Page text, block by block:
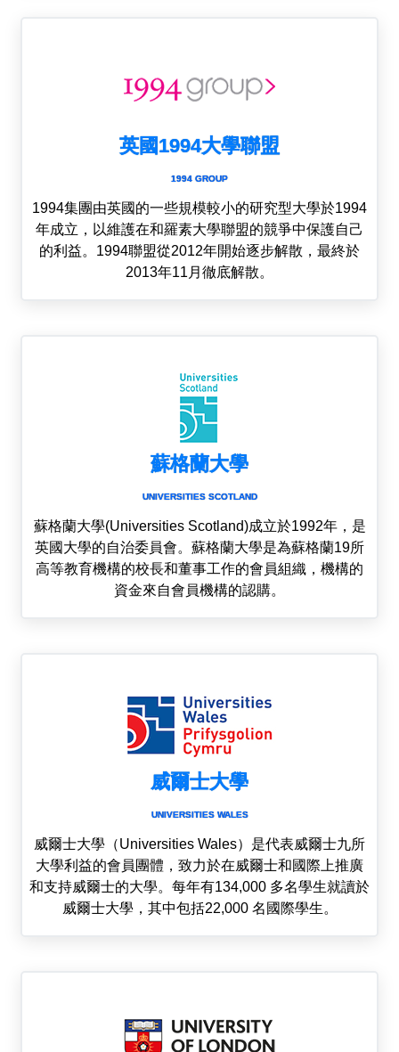
英國1994大學聯盟
1994 GROUP
1994集團由英國的一些規模較小的研究型大學於1994
年成立，以維護在和羅素大學聯盟的競爭中保護自己
的利益。1994聯盟從2012年開始逐步解散，最終於
2013年11月徹底解散。
蘇格蘭大學
UNIVERSITIES SCOTLAND
蘇格蘭大學(Universities Scotland)成立於1992年，是
英國大學的自治委員會。蘇格蘭大學是為蘇格蘭19所
高等教育機構的校長和董事工作的會員組織，機構的
資金來自會員機構的認購。
威爾士大學
UNIVERSITIES WALES
威爾士大學（Universities Wales）是代表威爾士九所
大學利益的會員團體，致力於在威爾士和國際上推廣
和支持威爾士的大學。每年有134,000 多名學生就讀於
威爾士大學，其中包括22,000 名國際學生。